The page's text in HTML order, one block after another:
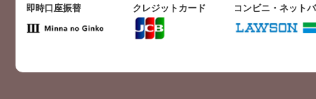
即時口座振替 クレジットカード コンビニ・ネット